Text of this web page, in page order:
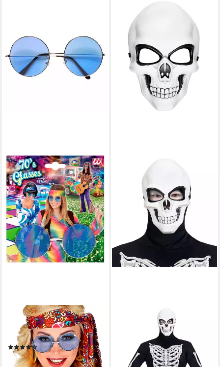
WIDMANN S.R.L.
Verkleidungsmaske 'Hippie'
Partybrille XL - Rund, Blau
5,99 €
lieferbar - in 2-3 Werktagen bei dir
WIDMANN S.R.L.
Verkleidungsmaske Halloween
Maske 'Totenkopf', Weiß
Schwarz
8,99 €